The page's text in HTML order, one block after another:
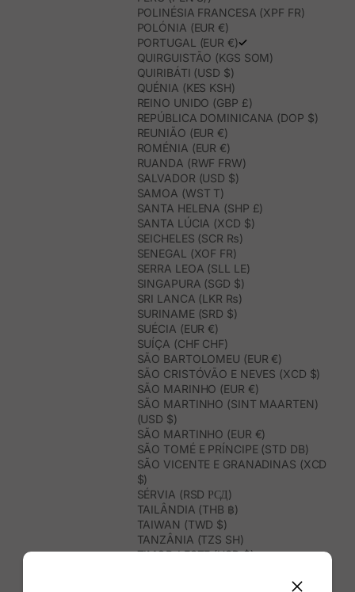
POLINÉSIA FRANCESA (XPF FR)
POLÓNIA (EUR €)
PORTUGAL (EUR €)
QUIRGUISTÃO (KGS SOM)
QUIRIBÁTI (USD $)
QUÉNIA (KES KSH)
REINO UNIDO (GBP £)
REPÚBLICA DOMINICANA (DOP $)
REUNIÃO (EUR €)
ROMÉNIA (EUR €)
RUANDA (RWF FRW)
SALVADOR (USD $)
SAMOA (WST T)
SANTA HELENA (SHP £)
SANTA LÚCIA (XCD $)
SEICHELES (SCR ₨)
SENEGAL (XOF FR)
SERRA LEOA (SLL LE)
SINGAPURA (SGD $)
SRI LANCA (LKR ₨)
SURINAME (SRD $)
SUÉCIA (EUR €)
SUÍÇA (CHF CHF)
SÃO BARTOLOMEU (EUR €)
SÃO CRISTÓVÃO E NEVES (XCD $)
SÃO MARINHO (EUR €)
SÃO MARTINHO (SINT MAARTEN)
(USD $)
SÃO MARTINHO (EUR €)
SÃO TOMÉ E PRÍNCIPE (STD DB)
SÃO VICENTE E GRANADINAS (XCD
$)
SÉRVIA (RSD РСД)
TAILÂNDIA (THB ฿)
TAIWAN (TWD $)
TANZÂNIA (TZS SH)
TIMOR-LESTE (USD $)